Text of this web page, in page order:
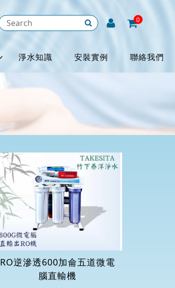
0
淨水知識 安裝實例 聯絡我們
RO逆滲透600加侖五道微電
腦直輸機